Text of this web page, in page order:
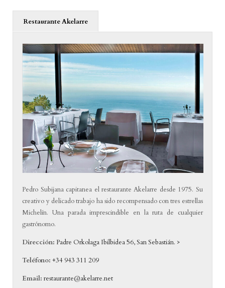
Restaurante Akelarre
Pedro Subijana capitanea el restaurante Akelarre desde 1975. Su
creativo y delicado trabajo ha sido recompensado con tres estrellas
Michelín. Una parada imprescindible en la ruta de cualquier
gastrónomo.
Dirección: Padre Orkolaga Ibilbidea 56, San Sebastián. >
Teléfono:+34 943 311 209
Email: restaurante@akelarre.net